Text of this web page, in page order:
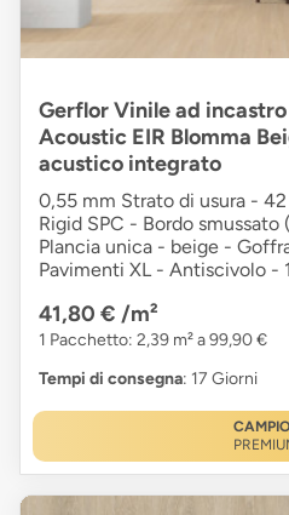
Gerflor Vinile ad
Acoustic EIR Blomma
acustico integrato
0,55 mm Strato di usura -
Rigid SPC - Bordo
Plancia unica - beige -
Pavimenti XL - Antiscivolo -
41,80 € /m²
1 Pacchetto: 2,39 m² a 99,90 €
Tempi di consegna: 17 Giorni